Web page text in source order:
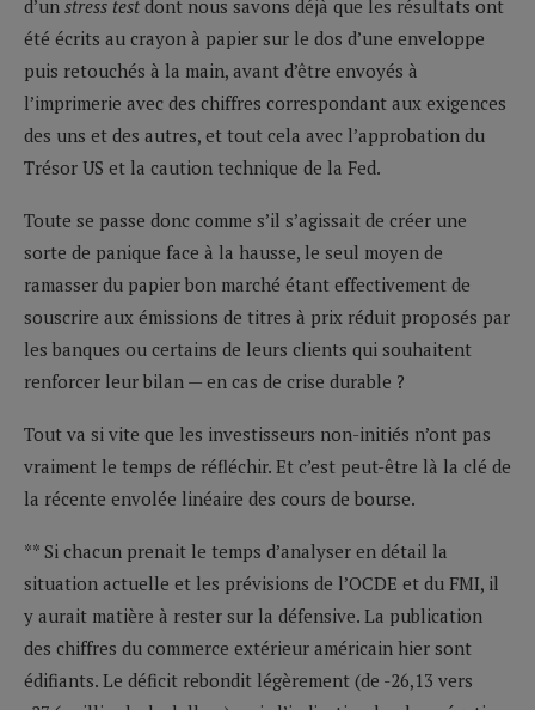
d’un stress test dont nous savons déjà que les résultats ont
été écrits au crayon à papier sur le dos d’une enveloppe
puis retouchés à la main, avant d’être envoyés à
l’imprimerie avec des chiffres correspondant aux exigences
des uns et des autres, et tout cela avec l’approbation du
Trésor US et la caution technique de la Fed.
Toute se passe donc comme s’il s’agissait de créer une
sorte de panique face à la hausse, le seul moyen de
ramasser du papier bon marché étant effectivement de
souscrire aux émissions de titres à prix réduit proposés par
les banques ou certains de leurs clients qui souhaitent
renforcer leur bilan — en cas de crise durable ?
Tout va si vite que les investisseurs non-initiés n’ont pas
vraiment le temps de réfléchir. Et c’est peut-être là la clé de
la récente envolée linéaire des cours de bourse.
** Si chacun prenait le temps d’analyser en détail la
situation actuelle et les prévisions de l’OCDE et du FMI, il
y aurait matière à rester sur la défensive. La publication
des chiffres du commerce extérieur américain hier sont
édifiants. Le déficit rebondit légèrement (de -26,13 vers